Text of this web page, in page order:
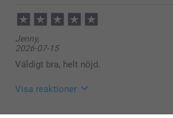
11:02
Hej Daniel,
Tack för att du ger oss
du är nöjd med våra posters och
🩵-liga hälsningar
Helene @smartphoto
Jenny,
2026-07-15
Väldigt bra, helt nöjd.
Visa reaktioner